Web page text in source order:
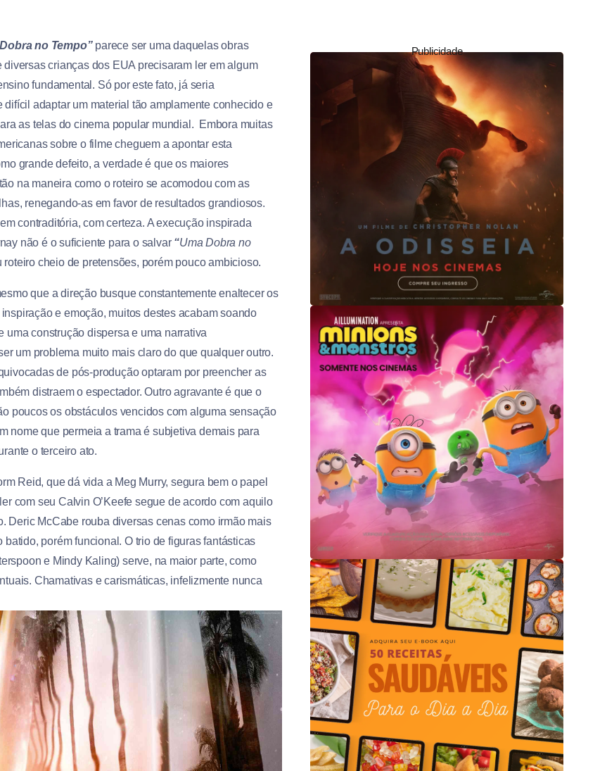
no Tempo” parece ser uma daquelas obras
diversas crianças dos EUA precisaram ler em algum
fundamental. Só por este fato, já seria
difícil adaptar um material tão amplamente conhecido e
as telas do cinema popular mundial. Embora muitas
sobre o filme cheguem a apontar esta
grande defeito, a verdade é que os maiores
na maneira como o roteiro se acomodou com as
renegando-as em favor de resultados grandiosos.
contraditória, com certeza. A execução inspirada
não é o suficiente para o salvar “Uma Dobra no
roteiro cheio de pretensões, porém pouco ambicioso.
que a direção busque constantemente enaltecer os
e emoção, muitos destes acabam soando
uma construção dispersa e uma narrativa
um problema muito mais claro do que qualquer outro.
de pós-produção optaram por preencher as
distraem o espectador. Outro agravante é que o
poucos os obstáculos vencidos com alguma sensação
nome que permeia a trama é subjetiva demais para
o terceiro ato.
Reid, que dá vida a Meg Murry, segura bem o papel
com seu Calvin O’Keefe segue de acordo com aquilo
Deric McCabe rouba diversas cenas como irmão mais
porém funcional. O trio de figuras fantásticas
e Mindy Kaling) serve, na maior parte, como
Chamativas e carismáticas, infelizmente nunca
Publicidade